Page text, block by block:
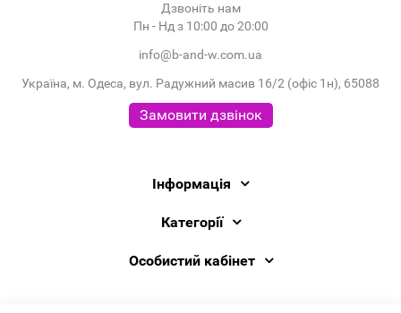
Дзвоніть нам
Пн - Нд з 10:00 до 20:00
info@b-and-w.com.ua
Україна, м. Одеса, вул. Радужний масив 16/2 (офіс 1н), 65088
Замовити дзвінок
Інформація
Категорії
Особистий кабінет